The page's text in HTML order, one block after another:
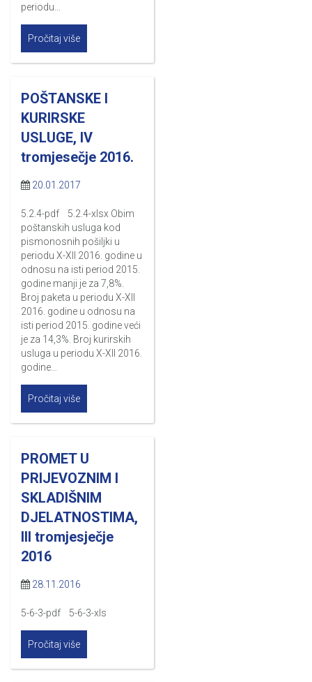
periodu…
Pročitaj više
POŠTANSKE I
KURIRSKE
USLUGE, IV
tromjesečje 2016.
20.01.2017
5.2.4-pdf 5.2.4-xlsx Obim
poštanskih usluga kod
pismonosnih pošiljki u
periodu X-XII 2016. godine u
odnosu na isti period 2015.
godine manji je za 7,8%.
Broj paketa u periodu X-XII
2016. godine u odnosu na
isti period 2015. godine veći
je za 14,3%. Broj kurirskih
usluga u periodu X-XII 2016.
godine…
Pročitaj više
PROMET U
PRIJEVOZNIM I
SKLADIŠNIM
DJELATNOSTIMA,
III tromjesječje
2016
28.11.2016
5-6-3-pdf 5-6-3-xls
Pročitaj više